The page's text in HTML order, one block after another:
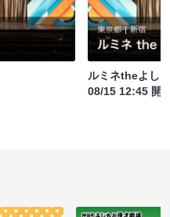
ルミネtheよし
08/15 12:45 開